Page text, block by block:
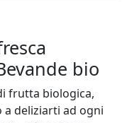
bio
frutta biologica,
a deliziarti ad ogni